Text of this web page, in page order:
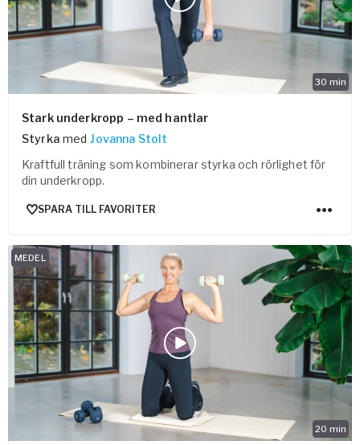
Vården – Yogobe Health & Care
Så stöttar Yogobe patienter, förskrivare och sjukvården
Fysisk aktivitet på recept
Företag
Stöd till arbetsgivare, försäkringsbolag & organisationer
Arbetsgivare
Pausa Smart
30 min
Stark underkropp – med hantlar
Styrka med Jovanna Stolt
Kraftfull träning som kombinerar styrka och rörlighet för
din underkropp.
SPARA TILL FAVORITER
20 min
MEDEL